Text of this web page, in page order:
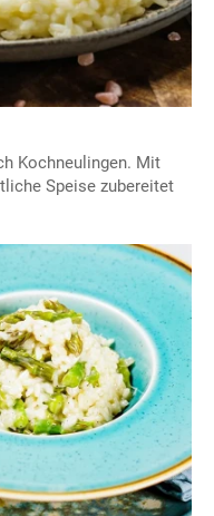
Kochneulingen. Mit
Speise zubereitet